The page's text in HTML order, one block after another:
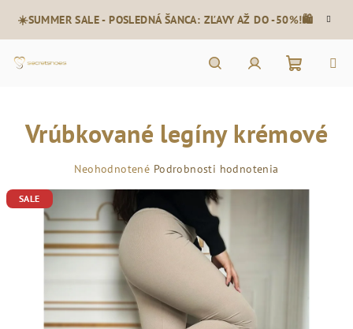
obsah
☀️SUMMER SALE - POSLEDNÁ ŠANCA: ZĽAVY AŽ DO -50%!🛍️
košík
Vrúbkované legíny krémové
Priemerné
produktu
je
0,0
z
hviezdičiek.
Neohodnotené Podrobnosti hodnotenia
SALE